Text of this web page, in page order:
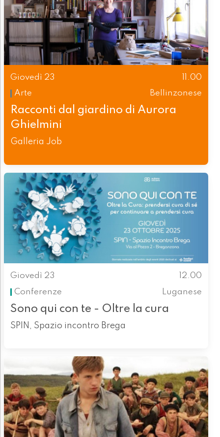
Giovedì 23
11.00
Arte
Bellinzonese
Racconti dal giardino di Aurora
Ghielmini
Galleria Job
Giovedì 23
12.00
Conferenze
Luganese
Sono qui con te - Oltre la cura
SPIN, Spazio incontro Brega